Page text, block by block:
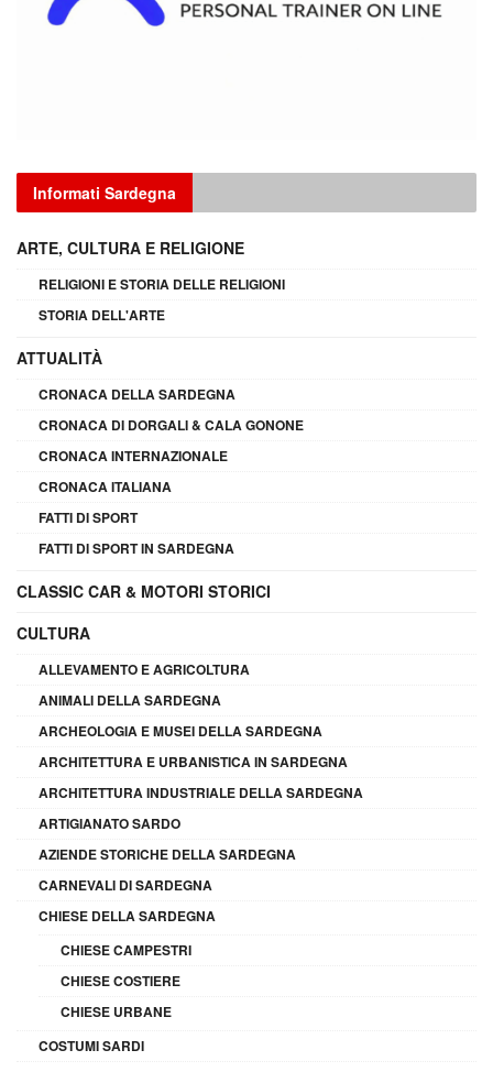
Informati Sardegna
ARTE, CULTURA E RELIGIONE
RELIGIONI E STORIA DELLE RELIGIONI
STORIA DELL'ARTE
ATTUALITÀ
CRONACA DELLA SARDEGNA
CRONACA DI DORGALI & CALA GONONE
CRONACA INTERNAZIONALE
CRONACA ITALIANA
FATTI DI SPORT
FATTI DI SPORT IN SARDEGNA
CLASSIC CAR & MOTORI STORICI
CULTURA
ALLEVAMENTO E AGRICOLTURA
ANIMALI DELLA SARDEGNA
ARCHEOLOGIA E MUSEI DELLA SARDEGNA
ARCHITETTURA E URBANISTICA IN SARDEGNA
ARCHITETTURA INDUSTRIALE DELLA SARDEGNA
ARTIGIANATO SARDO
AZIENDE STORICHE DELLA SARDEGNA
CARNEVALI DI SARDEGNA
CHIESE DELLA SARDEGNA
CHIESE CAMPESTRI
CHIESE COSTIERE
CHIESE URBANE
COSTUMI SARDI